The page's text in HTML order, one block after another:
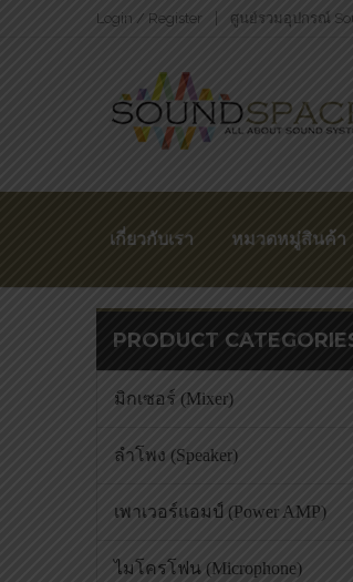
Login / Register ศูนย์รวมอุปกรณ์
เกี่ยวกับเรา หมวดหมู่สินค้า
PRODUCT
มิกเซอร์ (Mixer)
ลำโพง (Speaker)
เพาเวอร์แอมป์ (Power AMP)
ไมโครโฟน (Microphone)